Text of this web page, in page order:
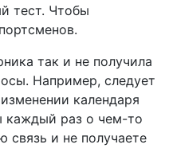
тест. Чтобы
так и не получила
Например, следует
календаря
каждый раз о чем-то
связь и не получаете